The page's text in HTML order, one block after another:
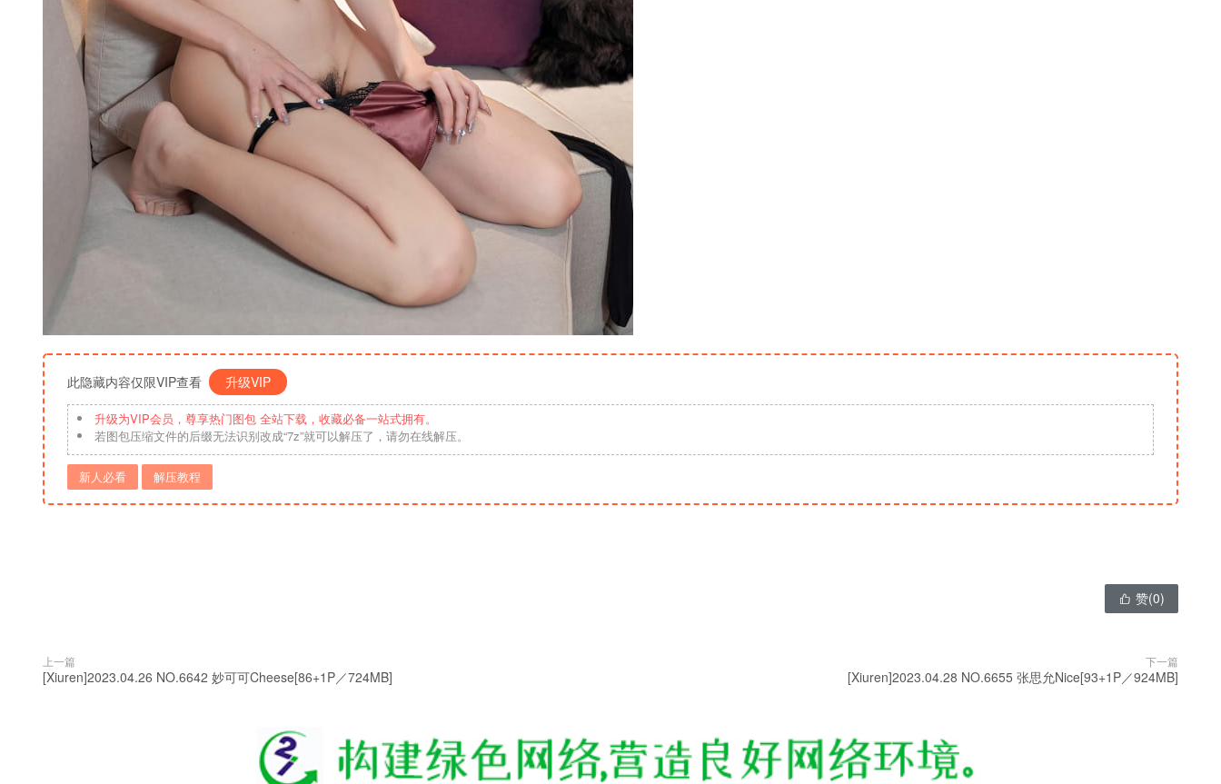
此隐藏内容仅限VIP查看 升级VIP
升级为VIP会员，尊享热门图包 全站下载，收藏必备一站式拥有。
若图包压缩文件的后缀无法识别改成“7z”就可以解压了，请勿在线解压。
新人必看 解压教程
 赞(0)
上一篇
[Xiuren]2023.04.26 NO.6642 妙可可Cheese[86+1P／724MB]
下一篇
[Xiuren]2023.04.28 NO.6655 张思允Nice[93+1P／924MB]